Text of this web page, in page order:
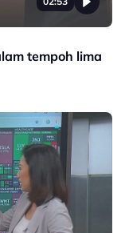
tempoh lima